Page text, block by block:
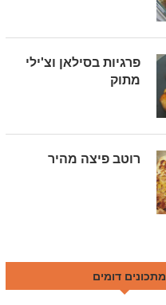
פרגיות בסילאן וצ'ילי
מתוק
רוטב פיצה מהיר
מתכונים דומים